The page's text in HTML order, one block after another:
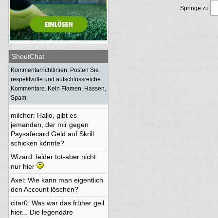
ShoutChat
Kommentarrichtlinien: Posten Sie
respektvolle und aufschlussreiche
Kommentare. Kein Flamen, Hassen,
Spam.
: Frohes neues Jahr Euch
BjoernT4Y:
grottenoli: geht hier nochmal
was ?
Bamm Bamm
milcher: Hallo, gibt es
jemanden, der mir gegen
Paysafecard Geld auf Skrill
schicken könnte?
Wizard: leider tot-aber nicht
nur hier
Axel: Wie kann man eigentlich
den Account löschen?
citar0: Was war das früher geil
hier... Die legendäre
Springe zu